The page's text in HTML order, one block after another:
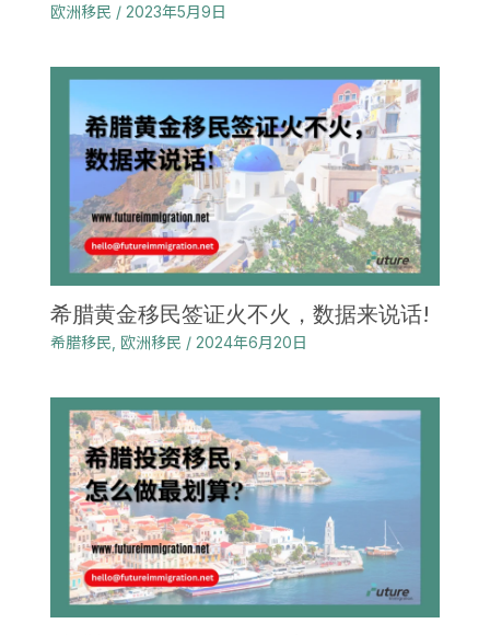
欧洲移民 / 2023年5月9日
希腊黄金移民签证火不火，数据来说话!
希腊移民 欧洲移民 / 2024年6月20日